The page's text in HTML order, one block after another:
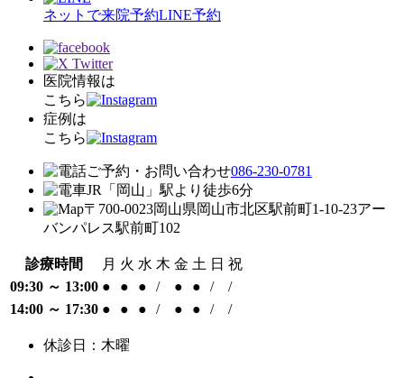
ネットで来院予約LINE予約
医院情報は
こちら
症例は
こちら
ご予約・お問い合わせ086-230-0781
JR「岡山」駅より 徒歩6分
〒700-0023岡山県岡山市北区駅前町1-10-23アー
バンパレス駅前町102
診療時間 月 火 水 木 金 土 日 祝
09:30 ～ 13:00 ● ● ● / ● ● /
/
14:00 ～ 17:30 ● ● ● / ● ● / /
休診日：木曜